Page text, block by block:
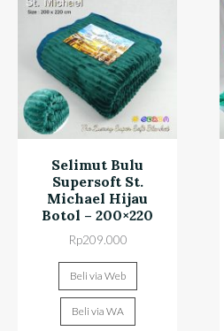
Selimut Bulu
Supersoft St.
Michael Hijau
Botol – 200×220
Rp209.000
Beli via Web
Beli via WA